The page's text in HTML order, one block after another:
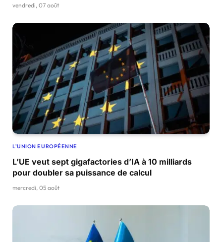
vendredi, 07 août
L'UNION EUROPÉENNE
L’UE veut sept gigafactories d’IA à 10 milliards
pour doubler sa puissance de calcul
mercredi, 05 août